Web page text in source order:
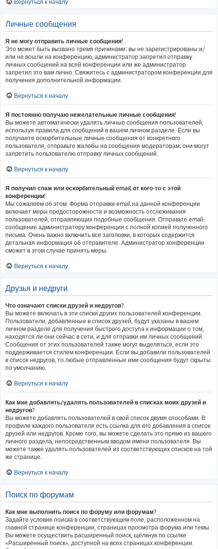
Вернуться к началу
Личные сообщения
Я не могу отправить личные сообщения!
Это может быть вызвано тремя причинами: вы не зарегистрированы и/
или не вошли на конференцию, администратор запретил отправку
личных сообщений на всей конференции или же администратор
запретил это вам лично. Свяжитесь с администратором конференции для
получения дополнительной информации.
Вернуться к началу
Я постоянно получаю нежелательные личные сообщения!
Вы можете автоматически удалять личные сообщения пользователей,
используя правила для сообщений в вашем личном разделе. Если вы
получаете оскорбительные личные сообщения от конкретного
пользователя, отправьте жалобы на сообщения модераторам; они могут
запретить пользователю отправку личных сообщений.
Вернуться к началу
Я получил спам или оскорбительный email от кого-то с этой
конференции!
Мы сожалеем об этом. Форма отправки email на данной конференции
включает меры предосторожности и возможность отслеживания
пользователей, отправляющих подобные сообщения. Отправьте email-
сообщение администратору конференции с полной копией полученного
письма. Очень важно включить все заголовки, в которых содержится
детальная информация об отправителе. Администратор конференции
сможет в этом случае принять меры.
Вернуться к началу
Друзья и недруги
Что означают списки друзей и недругов?
Вы можете включать в эти списки других пользователей конференции.
Пользователи, добавленные в список друзей, будут указаны в вашем
личном разделе для получения быстрого доступа к информации о том,
находятся ли они сейчас в сети, и для отправки им личных сообщений.
Сообщения от этих пользователей также могут выделяться, если это
поддерживается стилем конференции. Если вы добавили пользователей
в список недругов, то любые отправленные ими сообщения будут скрыты
по умолчанию.
Вернуться к началу
Как мне добавлять/удалять пользователей в списках моих друзей и
недругов?
Вы можете добавлять пользователей в свой список двумя способами. В
профиле каждого пользователя есть ссылка для его добавления в список
друзей или недругов. Кроме того, вы можете сделать это прямо из вашего
личного раздела, непосредственным вводом имени пользователя. Вы
можете также удалять пользователей из соответствующих списков на той
же странице.
Вернуться к началу
Поиск по форумам
Как мне выполнить поиск по форуму или форумам?
Задайте условие поиска в соответствующем поле, расположенном на
главной странице конференции, страницах просмотра форума или темы.
Вы можете осуществить расширенный поиск, щёлкнув по ссылке
«Расширенный поиск», доступной на всех страницах конференции.